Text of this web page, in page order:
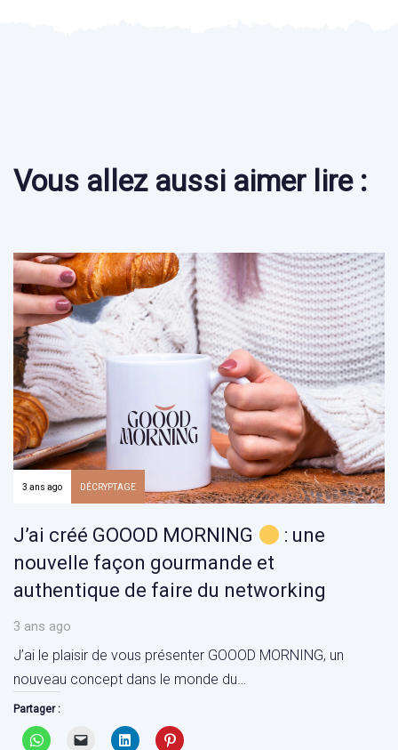
Vous allez aussi aimer lire :
3 ans ago DÉCRYPTAGE
J’ai créé GOOOD MORNING
: une
nouvelle façon gourmande et
authentique de faire du networking
3 ans ago
J’ai le plaisir de vous présenter GOOOD MORNING, un
nouveau concept dans le monde du…
Partager :